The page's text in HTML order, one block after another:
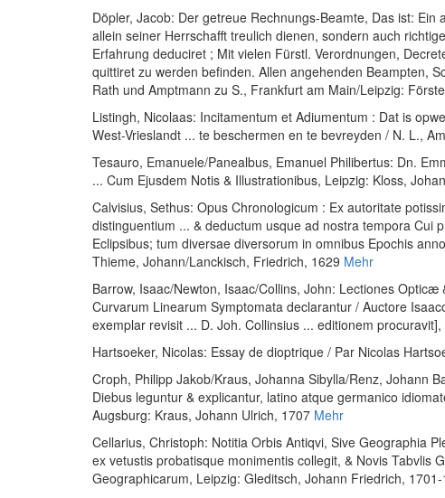
Döpler, Jacob: Der getreue Rechnungs-Beamte, Das ist:
allein seiner Herrschafft treulich dienen, sondern auch
Erfahrung deduciret ; Mit vielen Fürstl. Verordnungen,
quittiret zu werden befinden. Allen angehenden Beampten,
Rath und Amptmann zu S., Frankfurt am Main/Leipzig:
Listingh, Nicolaas: Incitamentum et Adiumentum : Dat is
West-Vrieslandt ... te beschermen en te bevreyden / N. L.,
Tesauro, Emanuele/Panealbus, Emanuel Philibertus: Dn.
... Cum Ejusdem Notis & Illustrationibus, Leipzig: Kloss,
Calvisius, Sethus: Opus Chronologicum : Ex autoritate
distinguentium ... & deductum usque ad nostra tempora Cui
Eclipsibus; tum diversae diversorum in omnibus Epochis
Thieme, Johann/Lanckisch, Friedrich, 1629 Mehr
Barrow, Isaac/Newton, Isaac/Collins, John: Lectiones Opticæ
Curvarum Linearum Symptomata declarantur / Auctore
exemplar revisit ... D. Joh. Collinsius ... editionem procuravit],
Hartsoeker, Nicolas: Essay de dioptrique / Par Nicolas
Croph, Philipp Jakob/Kraus, Johanna Sibylla/Renz, Johann
Diebus leguntur & explicantur, latino atque germanico
Augsburg: Kraus, Johann Ulrich, 1707 Mehr
Cellarius, Christoph: Notitia Orbis Antiqvi, Sive Geographia
ex vetustis probatisque monimentis collegit, & Novis Tabvlis
Geographicarum, Leipzig: Gleditsch, Johann Friedrich,